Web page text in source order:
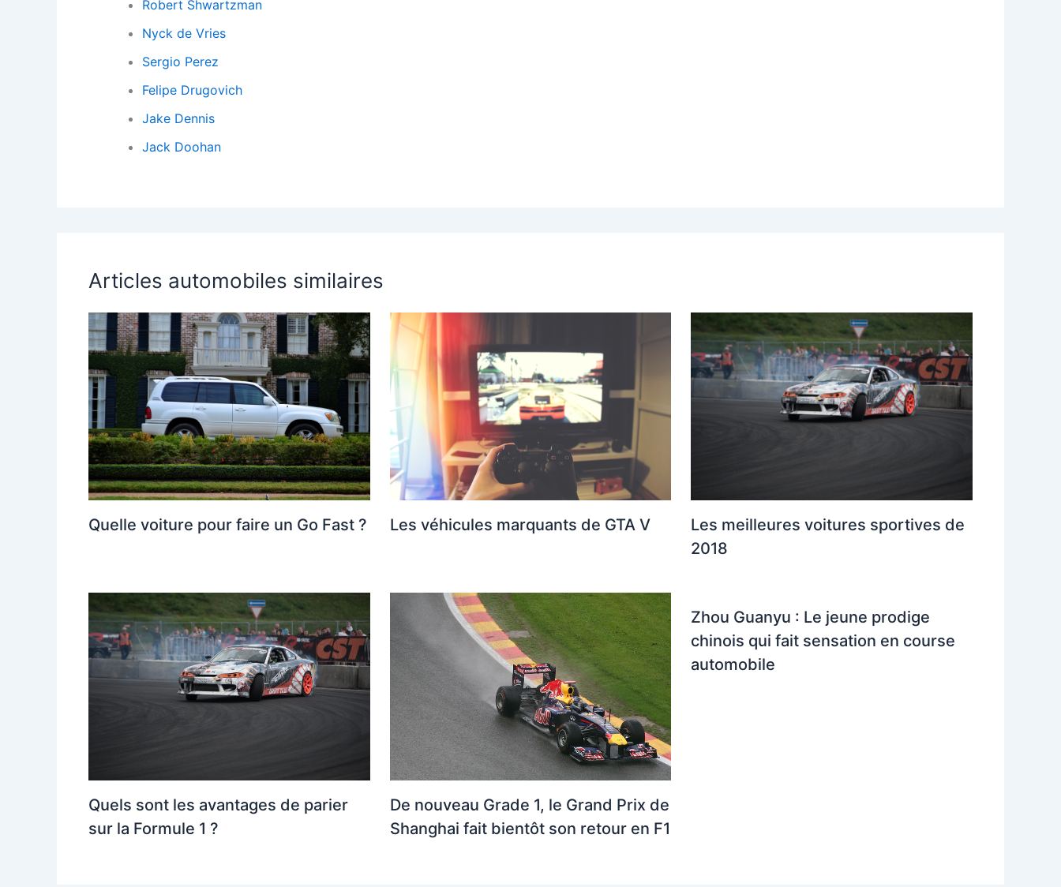
Robert Shwartzman
Nyck de Vries
Sergio Perez
Felipe Drugovich
Jake Dennis
Jack Doohan
Articles automobiles similaires
Quelle voiture pour faire un Go Fast ? Les véhicules marquants de GTA V
Les meilleures voitures sportives de
2018
Quels sont les avantages de parier
sur la Formule 1 ?
De nouveau Grade 1, le Grand Prix de
Shanghai fait bientôt son retour en F1
Zhou Guanyu : Le jeune prodige
chinois qui fait sensation en course
automobile